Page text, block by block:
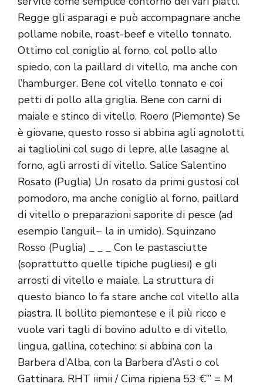
Regge gli asparagi e può accompagnare anche
pollame nobile, roast-beef e vitello tonnato.
Ottimo col coniglio al forno, col pollo allo
spiedo, con la paillard di vitello, ma anche con
l’hamburger. Bene col vitello tonnato e coi
petti di pollo alla griglia. Bene con carni di
maiale e stinco di vitello. Roero (Piemonte) Se
è giovane, questo rosso si abbina agli agnolotti,
ai tagliolini col sugo di lepre, alle lasagne al
forno, agli arrosti di vitello. Salice Salentino
Rosato (Puglia) Un rosato da primi gustosi col
pomodoro, ma anche coniglio al forno, paillard
di vitello o preparazioni saporite di pesce (ad
esempio l’anguil~ la in umido). Squinzano
Rosso (Puglia) _ _ _ Con le pastasciutte
(soprattutto quelle tipiche pugliesi) e gli
arrosti di vitello e maiale. La struttura di
questo bianco lo fa stare anche col vitello alla
piastra. Il bollito piemontese e il più ricco e
vuole vari tagli di bovino adulto e di vitello,
lingua, gallina, cotechino: si abbina con la
Barbera d’Alba, con la Barbera d’Asti o col
Gattinara. RHT iimii / Cima ripiena 53 €”’ = M